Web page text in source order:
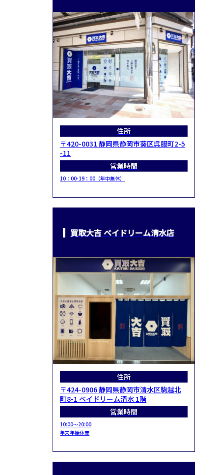
住所
〒420-0031 静岡県静岡市葵区呉服町2-5
-11
営業時間
10：00-19：00（年中無休）
買取大吉 ベイドリーム清水店
住所
〒424-0906 静岡県静岡市清水区駒越北
町8-1 ベイドリーム清水 1階
営業時間
10:00～20:00
年末年始休業